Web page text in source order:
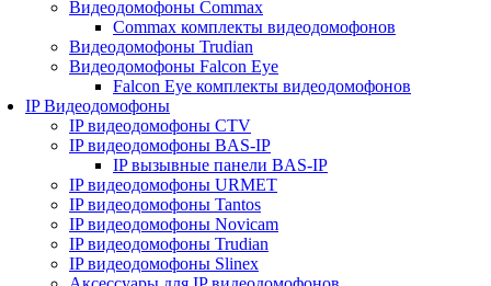
Видеодомофоны Commax
Commax комплекты видеодомофонов
Видеодомофоны Trudian
Видеодомофоны Falcon Eye
Falcon Eye комплекты видеодомофонов
IP Видеодомофоны
IP видеодомофоны CTV
IP видеодомофоны BAS-IP
IP вызывные панели BAS-IP
IP видеодомофоны URMET
IP видеодомофоны Tantos
IP видеодомофоны Novicam
IP видеодомофоны Trudian
IP видеодомофоны Slinex